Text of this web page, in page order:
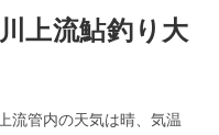
上流鮎釣り大
管内の天気は晴、気温